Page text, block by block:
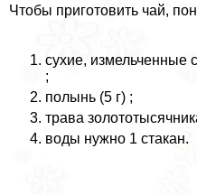
Чтобы приготовить чай,
сухие, измельченные
;
полынь (5 г) ;
трава
воды нужно 1 стакан.